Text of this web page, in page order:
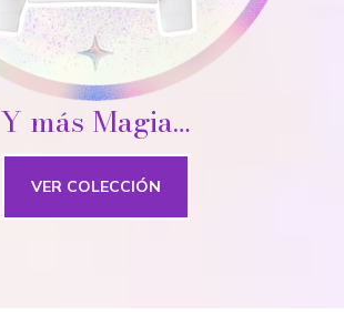
Y más Magia…
VER COLECCIÓN